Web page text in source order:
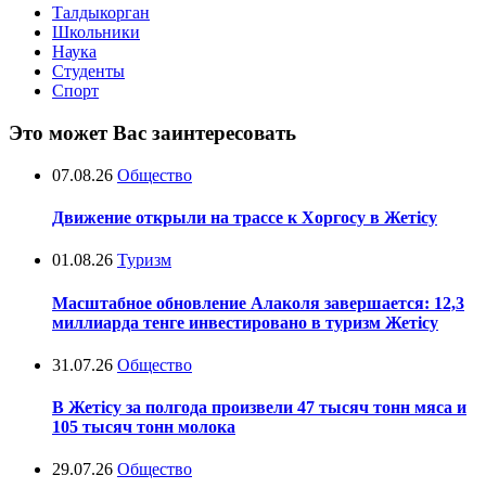
Талдыкорган
Школьники
Наука
Студенты
Спорт
Это может Вас заинтересовать
07.08.26 Общество
Движение открыли на трассе к Хоргосу в Жетісу
01.08.26 Туризм
Масштабное обновление Алаколя завершается: 12,3
миллиарда тенге инвестировано в туризм Жетісу
31.07.26 Общество
В Жетісу за полгода произвели 47 тысяч тонн мяса и
105 тысяч тонн молока
29.07.26 Общество